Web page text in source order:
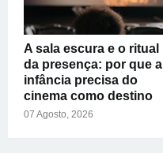
A sala escura e o ritual
da presença: por que a
infância precisa do
cinema como destino
07 Agosto, 2026